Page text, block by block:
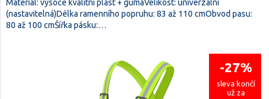
Materiál: vysoce kvalitní plast + gumaVelikost: univerzální
(nastavitelná)Délka ramenního popruhu: 83 až 110 cmObvod pasu:
80 až 100 cmŠířka pásku:…
-27%
sleva končí
už za